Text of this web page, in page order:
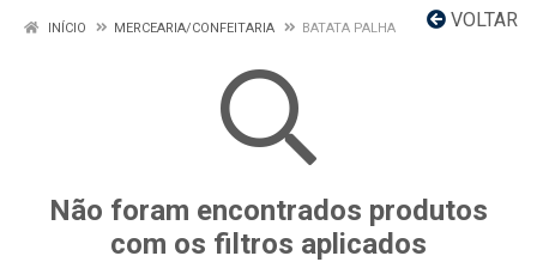
VOLTAR
INÍCIO MERCEARIA/CONFEITARIA BATATA PALHA
Não foram encontrados produtos
com os filtros aplicados